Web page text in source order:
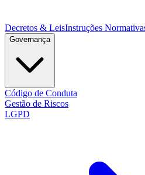
Decretos & LeisInstruções
Governança
Código de Conduta
Gestão de Riscos
LGPD